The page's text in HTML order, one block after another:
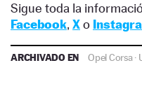
Sigue toda la
Facebook, Xo
ARCHIVADO EN Opel Corsa·